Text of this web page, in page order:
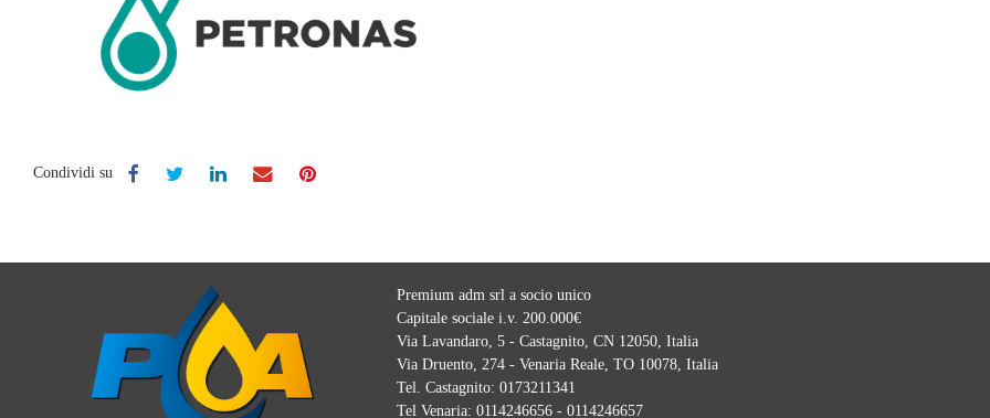
Condividi su
Premium adm srl a socio unico
Capitale sociale i.v. 200.000€
Via Lavandaro, 5 - Castagnito, CN 12050, Italia
Via Druento, 274 - Venaria Reale, TO 10078, Italia
Tel. Castagnito: 0173211341
Tel Venaria: 0114246656 - 0114246657